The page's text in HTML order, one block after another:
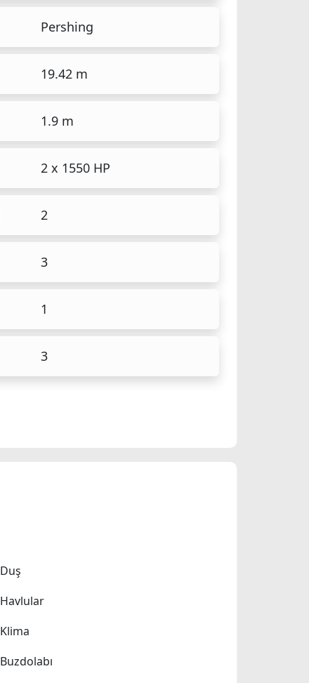
Pershing
19.42 m
1.9 m
2 x 1550 HP
2
3
1
3
Duş
Havlular
Klima
Buzdolabı